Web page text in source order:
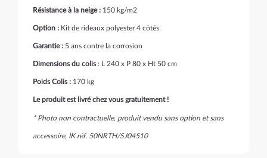
Résistance à la neige : 150 kg/m2
Option : Kit de rideaux polyester 4 côtés
Garantie : 5 ans contre la corrosion
Dimensions du colis: L 240 x P 80 x Ht 50 cm
Poids Colis : 170 kg
Le produit est livré chez vous gratuitement !
* Photo non contractuelle, produit vendu sans option et sans
accessoire, IK réf. 50NRTH/SJ04510